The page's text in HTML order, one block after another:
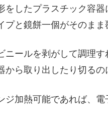
をしたプラスチック容
と鏡餅一個がそのまま
ニールを剥がして調理
ら取り出したり切るの
ジ加熱可能であれば、